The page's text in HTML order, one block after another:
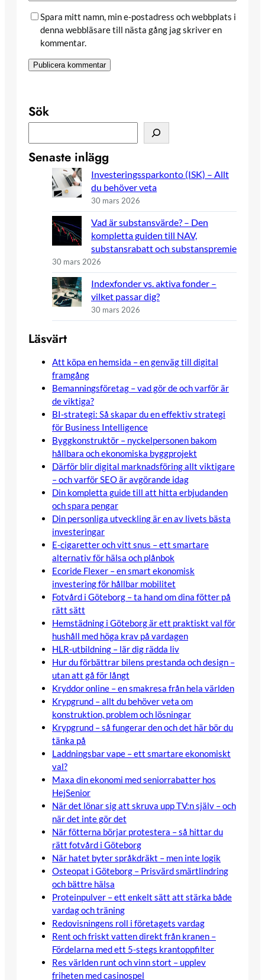
Spara mitt namn, min e-postadress och webbplats i
denna webbläsare till nästa gång jag skriver en
kommentar.
Sök
ö
k
Senaste inlägg
Investeringssparkonto (ISK) – Allt
du behöver veta
30 mars 2026
Vad är substansvärde? – Den
kompletta guiden till NAV,
substansrabatt och substanspremie
30 mars 2026
Indexfonder vs. aktiva fonder –
vilket passar dig?
30 mars 2026
Läsvärt
Att köpa en hemsida – en genväg till digital
framgång
Bemanningsföretag – vad gör de och varför är
de viktiga?
BI-strategi: Så skapar du en effektiv strategi
för Business Intelligence
Byggkonstruktör – nyckelpersonen bakom
hållbara och ekonomiska byggprojekt
Därför blir digital marknadsföring allt viktigare
– och varför SEO är avgörande idag
Din kompletta guide till att hitta erbjudanden
och spara pengar
Din personliga utveckling är en av livets bästa
investeringar
E-cigaretter och vitt snus – ett smartare
alternativ för hälsa och plånbok
Ecoride Flexer – en smart ekonomisk
investering för hållbar mobilitet
Fotvård i Göteborg – ta hand om dina fötter på
rätt sätt
Hemstädning i Göteborg är ett praktiskt val för
hushåll med höga krav på vardagen
HLR-utbildning – lär dig rädda liv
Hur du förbättrar bilens prestanda och design –
utan att gå för långt
Kryddor online – en smakresa från hela världen
Krypgrund – allt du behöver veta om
konstruktion, problem och lösningar
Krypgrund – så fungerar den och det här bör du
tänka på
Laddningsbar vape – ett smartare ekonomiskt
val?
Maxa din ekonomi med seniorrabatter hos
HejSenior
När det lönar sig att skruva upp TV:n själv – och
när det inte gör det
När fötterna börjar protestera – så hittar du
rätt fotvård i Göteborg
När hatet byter språkdräkt – men inte logik
Osteopat i Göteborg – Prisvärd smärtlindring
och bättre hälsa
Proteinpulver – ett enkelt sätt att stärka både
vardag och träning
Redovisningens roll i företagets vardag
Rent och friskt vatten direkt från kranen –
Fördelarna med ett 5-stegs krantoppfilter
Res världen runt och vinn stort – upplev
friheten med casinospel